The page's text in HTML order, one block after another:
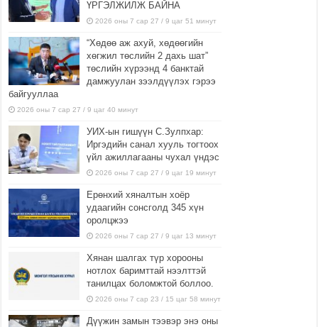
ҮРГЭЛЖИЛЖ БАЙНА
2026 оны 7 сар 27 / 9 цаг 51 минут
“Хөдөө аж ахуй, хөдөөгийн
хөгжил төслийн 2 дахь шат”
төслийн хүрээнд 4 банктай
дамжуулан зээлдүүлэх гэрээ
байгууллаа
2026 оны 7 сар 27 / 9 цаг 40 минут
УИХ-ын гишүүн С.Зулпхар:
Иргэдийн санал хууль тогтоох
үйл ажиллагааны чухал үндэс
2026 оны 7 сар 27 / 9 цаг 19 минут
Ерөнхий хяналтын хоёр
удаагийн сонсголд 345 хүн
оролцжээ
2026 оны 7 сар 27 / 9 цаг 13 минут
Хянан шалгах түр хорооны
нотлох баримттай нээлттэй
танилцах боломжтой боллоо.
2026 оны 7 сар 23 / 15 цаг 58 минут
Дүүжин замын тээвэр энэ оны